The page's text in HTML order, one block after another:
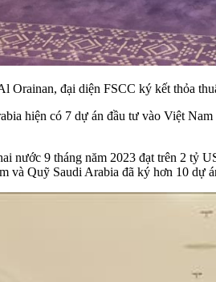
đại diện FSCC ký kết thỏa
hiện có 7 dự án đầu tư vào Việt
nước 9 tháng năm 2023 đạt trên 2 tỷ
và Quỹ Saudi Arabia đã ký hơn 10 dự